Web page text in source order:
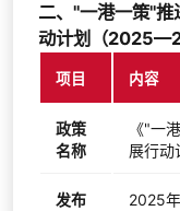
二、"一港一策"
动计划（
项目 内容
政策
名称
《"一
展行动
发布
2025年